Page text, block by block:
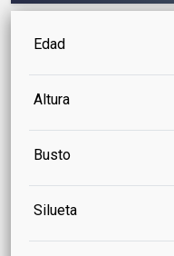
Edad
Altura
Busto
Silueta